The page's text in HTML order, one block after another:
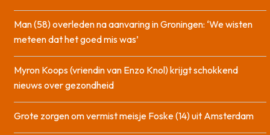
Man (58) overleden na aanvaring in Groningen: ‘We wisten
meteen dat het goed mis was’
Myron Koops (vriendin van Enzo Knol) krijgt schokkend
nieuws over gezondheid
Grote zorgen om vermist meisje Foske (14) uit Amsterdam